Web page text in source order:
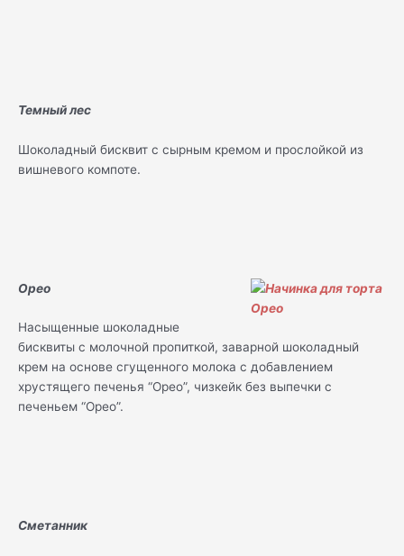
Темный лес
Шоколадный бисквит с сырным кремом и прослойкой из
вишневого компоте.
Орео
Насыщенные шоколадные
бисквиты с молочной пропиткой, заварной шоколадный
крем на основе сгущенного молока с добавлением
хрустящего печенья “Орео”, чизкейк без выпечки с
печеньем “Орео”.
Сметанник